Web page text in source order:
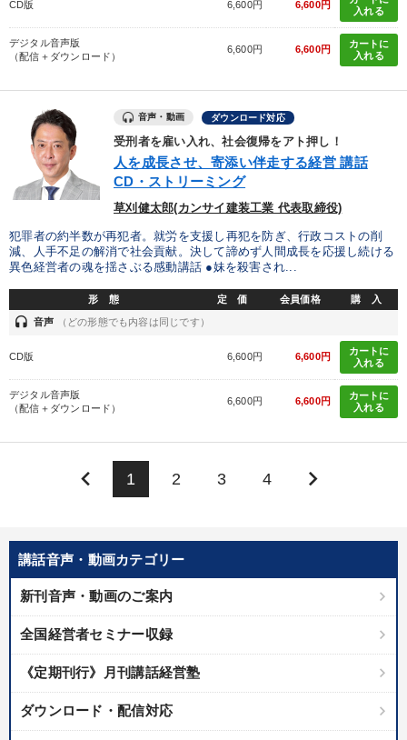
講話音声・動画カテゴリー
新刊音声・動画のご案内
全国経営者セミナー収録
《定期刊行》月刊講話経営塾
ダウンロード・配信対応
CD版 6,600円 6,600円
入れる
デジタル音声版
（配信＋ダウンロード）
6,600円 6,600円
カートに
入れる
音声・動画 ダウンロード対応
受刑者を雇い入れ、社会復帰をアト押し！
人を成長させ、寄添い伴走する経営 講話
CD・ストリーミング
草刈健太郎(カンサイ建装工業 代表取締役)
犯罪者の約半数が再犯者。就労を支援し再犯を防ぎ、行政コストの削
減、人手不足の解消で社会貢献。決して諦めず人間成長を応援し続ける
異色経営者の魂を揺さぶる感動講話 ●妹を殺害され...
形 態 定 価 会員価格 購 入
headset 音声 （どの形態でも内容は同じです）
CD版 6,600円 6,600円
カートに
入れる
デジタル音声版
（配信＋ダウンロード）
6,600円 6,600円
カートに
入れる
keyboard_arrow_left 1 2 3 4 keyboard_arrow_right